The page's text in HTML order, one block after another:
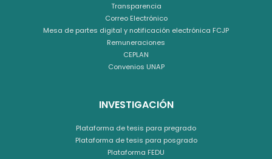
Transparencia
Correo Electrónico
Mesa de partes digital y notificación electrónica FCJP
Remuneraciones
CEPLAN
Convenios UNAP
INVESTIGACIÓN
Plataforma de tesis para pregrado
Plataforma de tesis para posgrado
Plataforma FEDU